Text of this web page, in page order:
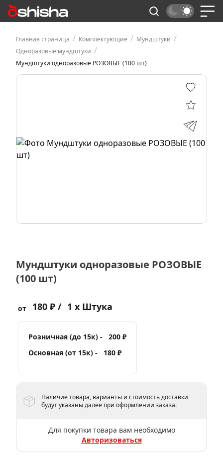
Главная страница / Комплектующие / Мундштуки /
Одноразовые мундштуки /
Мундштуки одноразовые РОЗОВЫЕ (100 шт)
Мундштуки одноразовые РОЗОВЫЕ
(100 шт)
от 180 ₽ / 1 x Штука
Розничная (до 15к) -
200 ₽
Основная (от 15к) -
180 ₽
Наличие товара, варианты и стоимость доставки
будут указаны далее при оформлении заказа.
Для покупки товара вам необходимо
Авторизоваться